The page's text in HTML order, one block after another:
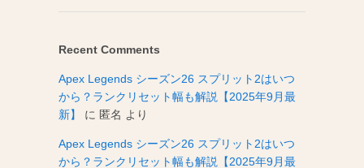
Recent Comments
Apex Legends シーズン26 スプリット2はいつ
から？ランクリセット幅も解説【2025年9月最
新】
に 匿名 より
Apex Legends シーズン26 スプリット2はいつ
から？ランクリセット幅も解説【2025年9月最